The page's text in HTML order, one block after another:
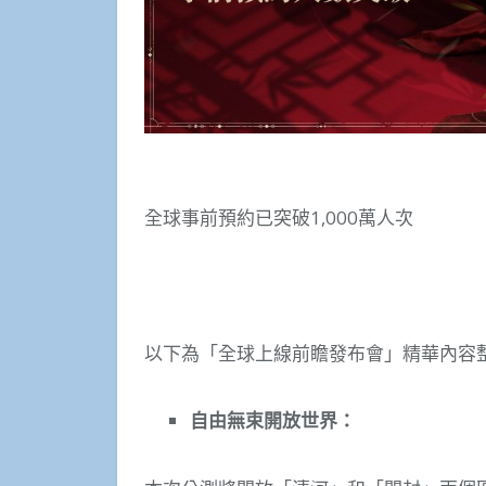
全球事前預約已突破1,000萬人次
以下為「全球上線前瞻發布會」精華內容
自由無束開放世界：